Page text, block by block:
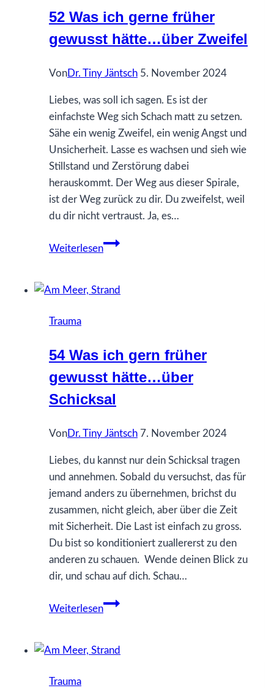
52 Was ich gerne früher
gewusst hätte…über Zweifel
VonDr. Tiny Jäntsch 5. November 2024
Liebes, was soll ich sagen. Es ist der
einfachste Weg sich Schach matt zu setzen.
Sähe ein wenig Zweifel, ein wenig Angst und
Unsicherheit. Lasse es wachsen und sieh wie
Stillstand und Zerstörung dabei
herauskommt. Der Weg aus dieser Spirale,
ist der Weg zurück zu dir. Du zweifelst, weil
du dir nicht vertraust. Ja, es…
Weiterlesen
52
gerne
über
Zweifel
Trauma
54 Was ich gern früher
gewusst hätte…über
Schicksal
VonDr. Tiny Jäntsch 7. November 2024
Liebes, du kannst nur dein Schicksal tragen
und annehmen. Sobald du versuchst, das für
jemand anders zu übernehmen, brichst du
zusammen, nicht gleich, aber über die Zeit
mit Sicherheit. Die Last ist einfach zu gross.
Du bist so konditioniert zuallererst zu den
anderen zu schauen. Wende deinen Blick zu
dir, und schau auf dich. Schau…
Weiterlesen
54
gern
Trauma